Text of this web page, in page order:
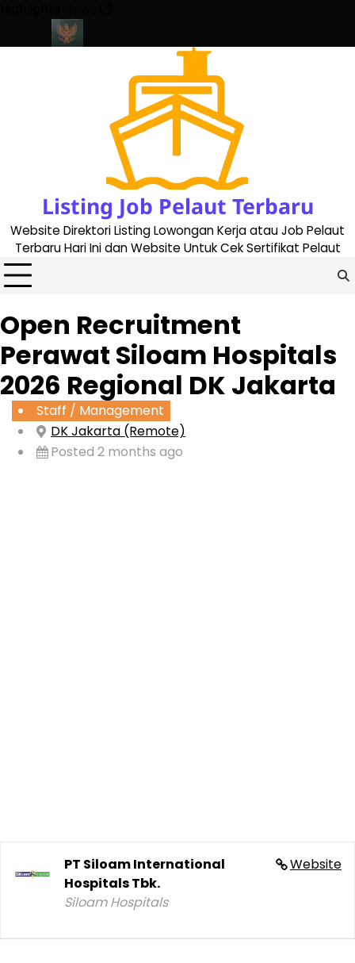
content
Listing Job Pelaut Terbaru
Website Direktori Listing Lowongan Kerja atau Job Pelaut
Terbaru Hari Ini dan Website Untuk Cek Sertifikat Pelaut
Open Recruitment
Perawat Siloam Hospitals
2026 Regional DK Jakarta
Staff / Management
DK Jakarta (Remote)
Posted 2 months ago
Website
PT Siloam International
Hospitals Tbk.
Siloam Hospitals